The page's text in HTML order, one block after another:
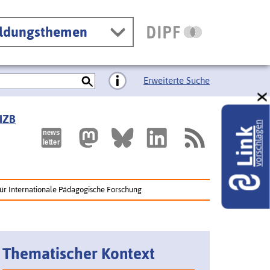
Erweiterte Suche
Internationale Pädagogische Forschung
Thematischer Kontext
Linkvorschlagen